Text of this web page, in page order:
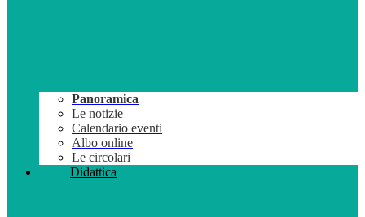
Panoramica
Le notizie
Calendario eventi
Albo online
Le circolari
Didattica